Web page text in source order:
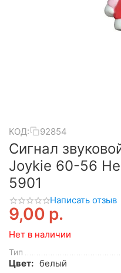
КОД: 92854
Сигнал
Joykie 60-56
5901
Написать отзыв
9,00 р.
Нет в наличии
Тип
Цвет: белый